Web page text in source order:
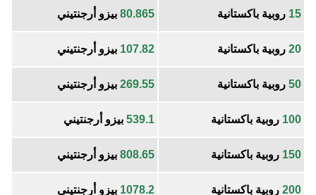
15 روبية باكستانية 80.865 بيزو أرجنتيني
20 روبية باكستانية 107.82 بيزو أرجنتيني
50 روبية باكستانية 269.55 بيزو أرجنتيني
100 روبية باكستانية 539.1 بيزو أرجنتيني
150 روبية باكستانية 808.65 بيزو أرجنتيني
200 روبية باكستانية 1078.2 بيزو أرجنتيني